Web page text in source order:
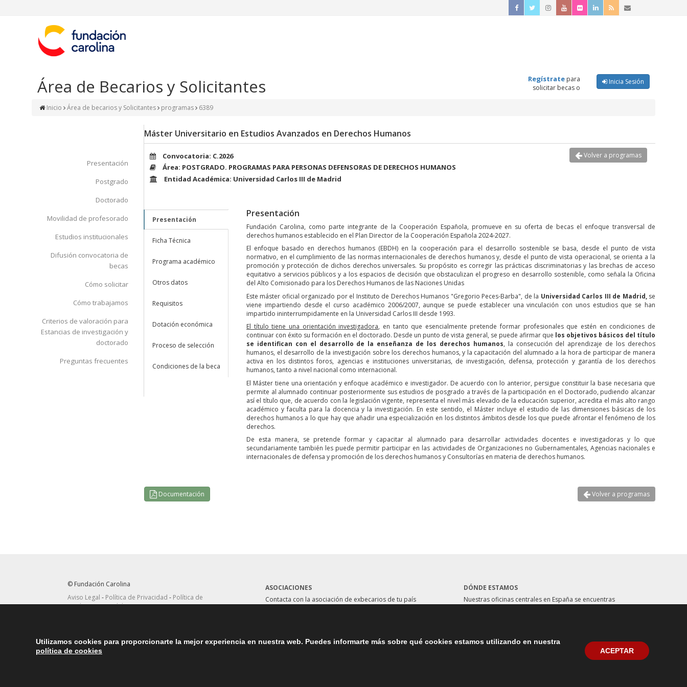
Área de Becarios y Solicitantes Regístrate para
solicitar becas o
Inicia Sesión
Inicio Área de becarios y Solicitantes programas 6389
Presentación
Postgrado
Doctorado
Movilidad de profesorado
Estudios institucionales
Difusión convocatoria de
becas
Cómo solicitar
Cómo trabajamos
Criterios de valoración para
Estancias de investigación y
doctorado
Preguntas frecuentes
Máster Universitario en Estudios Avanzados en Derechos Humanos
Convocatoria: C.2026
Área: POSTGRADO. PROGRAMAS PARA PERSONAS DEFENSORAS DE DERECHOS HUMANOS
Entidad Académica: Universidad Carlos III de Madrid
Volver a programas
Presentación
Ficha Técnica
Programa académico
Otros datos
Requisitos
Dotación económica
Proceso de selección
Condiciones de la beca
Presentación
Fundación Carolina, como parte integrante de la Cooperación Española, promueve en su oferta de becas el enfoque transversal de
derechos humanos establecido en el Plan Director de la Cooperación Española 2024-2027.
El enfoque basado en derechos humanos (EBDH) en la cooperación para el desarrollo sostenible se basa, desde el punto de vista
normativo, en el cumplimiento de las normas internacionales de derechos humanos y, desde el punto de vista operacional, se orienta a la
promoción y protección de dichos derechos universales. Su propósito es corregir las prácticas discriminatorias y las brechas de acceso
equitativo a servicios públicos y a los espacios de decisión que obstaculizan el progreso en desarrollo sostenible, como señala la Oficina
del Alto Comisionado para los Derechos Humanos de las Naciones Unidas
Este máster oficial organizado por el Instituto de Derechos Humanos "Gregorio Peces-Barba", de la Universidad Carlos III de Madrid,se
viene impartiendo desde el curso académico 2006/2007, aunque se puede establecer una vinculación con unos estudios que se han
impartido ininterrumpidamente en la Universidad Carlos III desde 1993.
El título tiene una orientación investigadora, en tanto que esencialmente pretende formar profesionales que estén en condiciones de
continuar con éxito su formación en el doctorado. Desde un punto de vista general, se puede afirmar que los objetivos básicos del título
se identifican con el desarrollo de la enseñanza de los derechos humanos, la consecución del aprendizaje de los derechos
humanos, el desarrollo de la investigación sobre los derechos humanos, y la capacitación del alumnado a la hora de participar de manera
activa en los distintos foros, agencias e instituciones universitarias, de investigación, defensa, protección y garantía de los derechos
humanos, tanto a nivel nacional como internacional.
El Máster tiene una orientación y enfoque académico e investigador. De acuerdo con lo anterior, persigue constituir la base necesaria que
permite al alumnado continuar posteriormente sus estudios de posgrado a través de la participación en el Doctorado, pudiendo alcanzar
así el título que, de acuerdo con la legislación vigente, representa el nivel más elevado de la educación superior, acredita el más alto rango
académico y faculta para la docencia y la investigación. En este sentido, el Máster incluye el estudio de las dimensiones básicas de los
derechos humanos a lo que hay que añadir una especialización en los distintos ámbitos desde los que puede afrontar el fenómeno de los
derechos.
De esta manera, se pretende formar y capacitar al alumnado para desarrollar actividades docentes e investigadoras y lo que
secundariamente también les puede permitir participar en las actividades de Organizaciones no Gubernamentales, Agencias nacionales e
internacionales de defensa y promoción de los derechos humanos y Consultorías en materia de derechos humanos.
Documentación Volver a programas
© Fundación Carolina
Aviso Legal - Política de Privacidad - Política de
Cookies-Mapa del Sitio
ASOCIACIONES
Contacta con la asociación de exbecarios de tu país
DÓNDE ESTAMOS
Nuestras oficinas centrales en España se encuentras
Utilizamos cookies para proporcionarte la mejor experiencia en nuestra web. Puedes informarte más sobre qué cookies estamos utilizando en nuestra
política de cookies
ACEPTAR